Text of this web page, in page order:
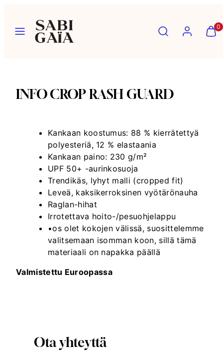
sisältöön
Valikko Hae Tili
Näytä
Näytä
0
INFO CROP RASH GUARD
Kankaan koostumus: 88 % kierrätettyä
polyesteriä, 12 % elastaania
Kankaan paino: 230 g/m²
UPF 50+ -aurinkosuoja
Trendikäs, lyhyt malli (cropped fit)
Leveä, kaksikerroksinen vyötärönauha
Raglan-hihat
Irrotettava hoito-/pesuohjelappu
•os olet kokojen välissä, suosittelemme
valitsemaan isomman koon, sillä tämä
materiaali on napakka päällä
Valmistettu Euroopassa
Ota yhteyttä